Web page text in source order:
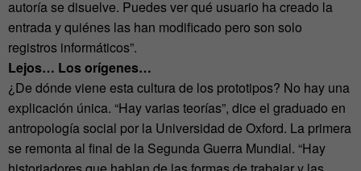
autoría se disuelve. Puedes ver qué usuario ha creado la
entrada y quiénes las han modificado pero son solo
registros informáticos”.
Lejos… Los orígenes…
¿De dónde viene esta cultura de los prototipos? No hay una
explicación única. “Hay varias teorías”, dice el graduado en
antropología social por la Universidad de Oxford. La primera
se remonta al final de la Segunda Guerra Mundial. “Hay